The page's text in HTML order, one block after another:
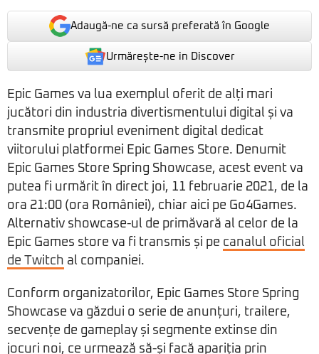
Adaugă-ne ca sursă preferată în Google
Urmărește-ne in Discover
Epic Games va lua exemplul oferit de alți mari
jucători din industria divertismentului digital și va
transmite propriul eveniment digital dedicat
viitorului platformei Epic Games Store. Denumit
Epic Games Store Spring Showcase, acest event va
putea fi urmărit în direct joi, 11 februarie 2021, de la
ora 21:00 (ora României), chiar aici pe Go4Games.
Alternativ showcase-ul de primăvară al celor de la
Epic Games store va fi transmis și pe canalul oficial
de Twitch al companiei.
Conform organizatorilor, Epic Games Store Spring
Showcase va găzdui o serie de anunțuri, trailere,
secvențe de gameplay și segmente extinse din
jocuri noi, ce urmează să-și facă apariția prin